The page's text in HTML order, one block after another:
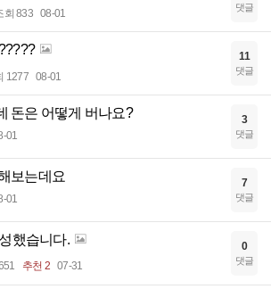
회 833 08-01 댓글
1277 08-01
11
댓글
돈은 어떻게 버나요?
01
3
댓글
보는데요
01
7
댓글
했습니다.
추천 2 07-31
0
댓글